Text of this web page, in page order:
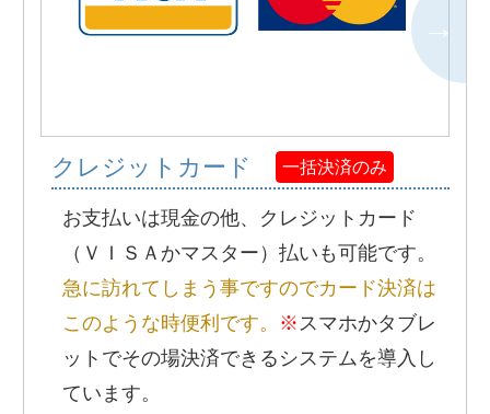
クレジットカード 一括決済のみ
お支払いは現金の他、クレジットカード
（ＶＩＳＡかマスター）払いも可能です。
急に訪れてしまう事ですのでカード決済は
このような時便利です。 ※スマホかタブレ
ットでその場決済できるシステムを導入し
ています。